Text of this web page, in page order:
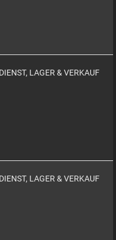
LAGER & VERKAUF
LAGER & VERKAUF